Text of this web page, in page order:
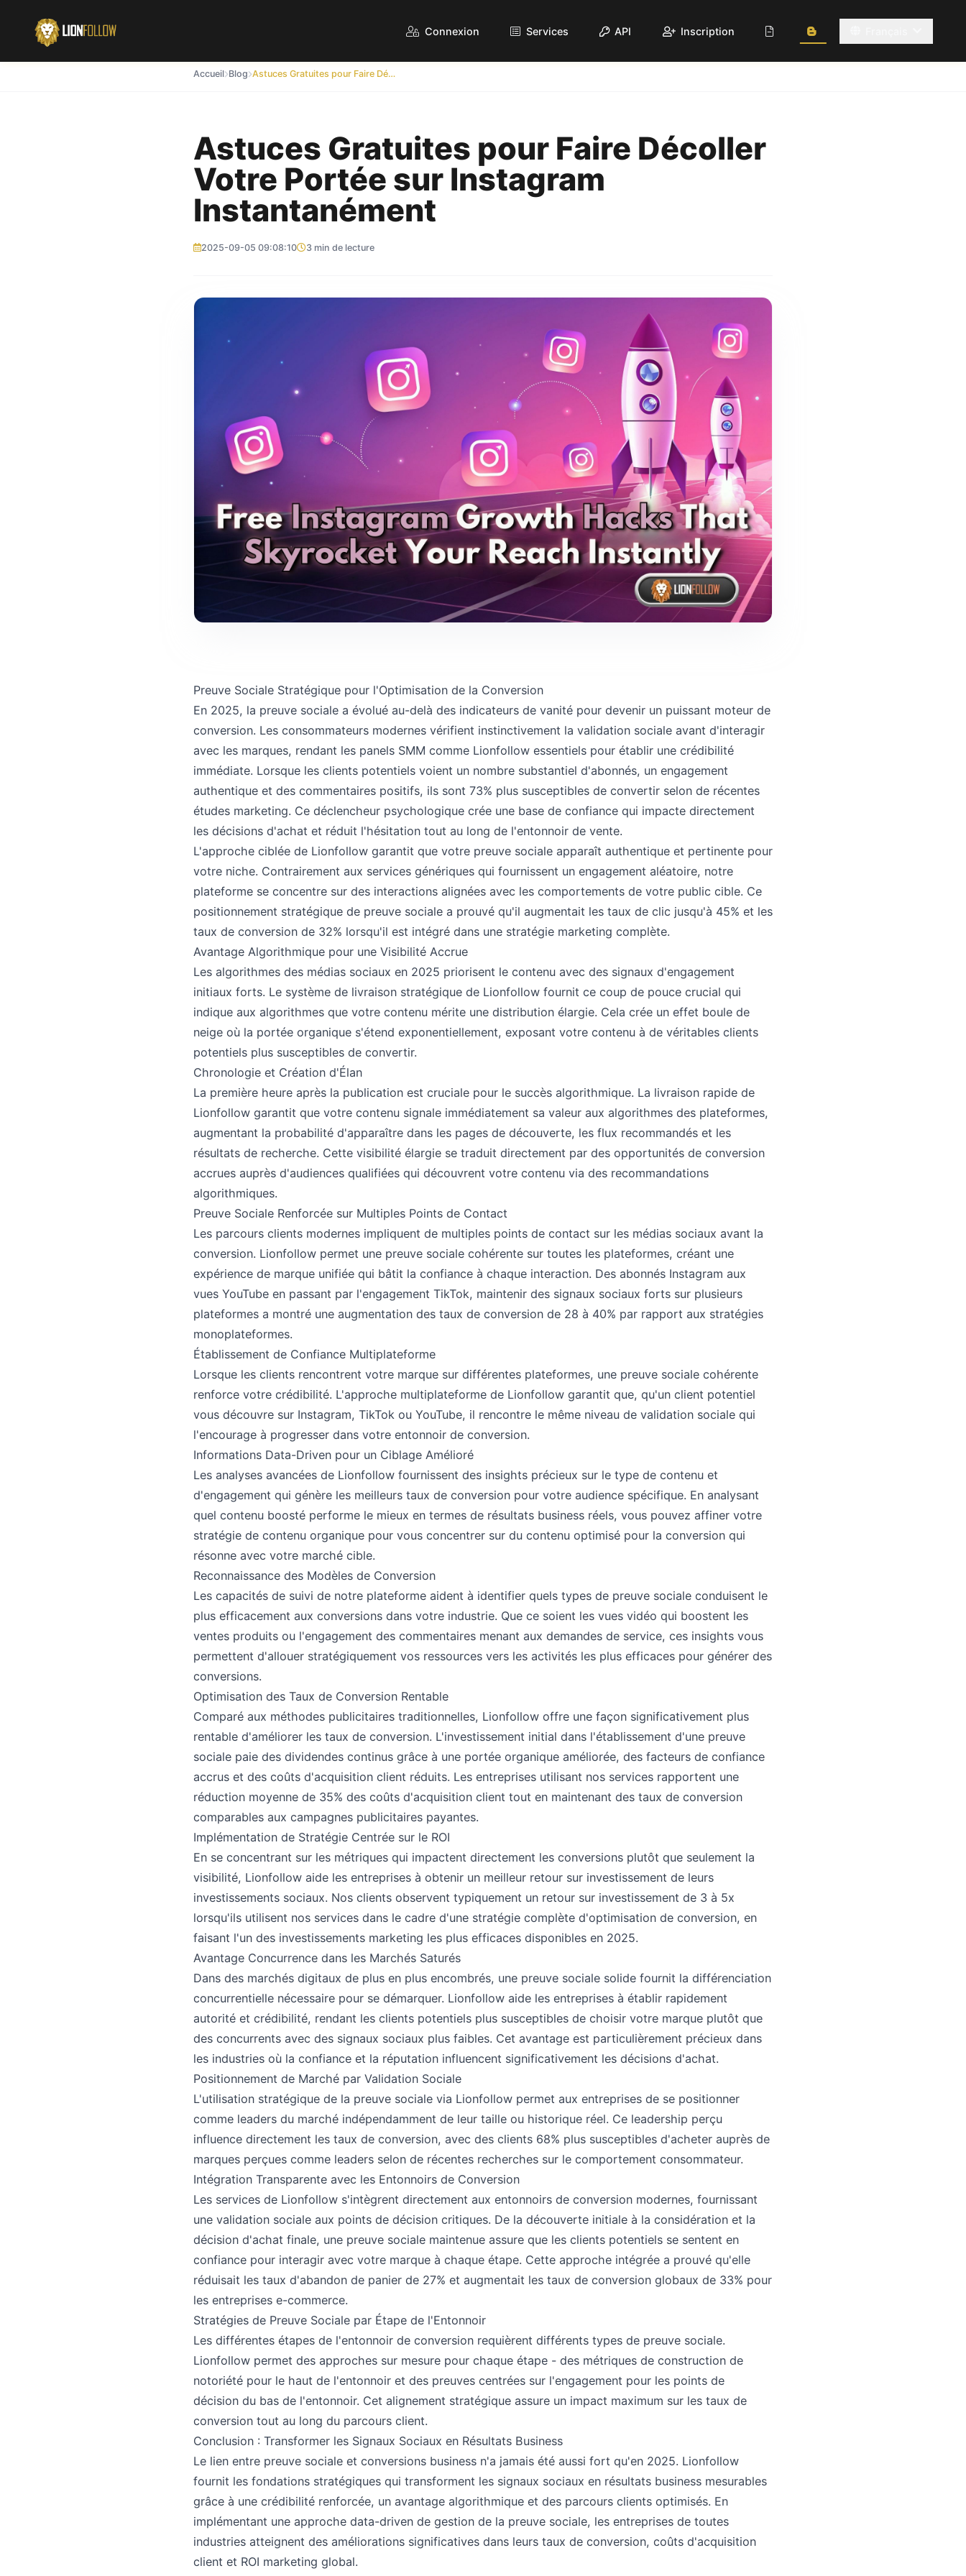
Connexion Services API Inscription
Accueil Blog Astuces Gratuites pour Faire Décoller Votre Portée sur Instagram Instantanément
Astuces Gratuites pour Faire Décoller
Votre Portée sur Instagram
Instantanément
2025-09-05 09:08:10 3 min de lecture
Preuve Sociale Stratégique pour l'Optimisation de la Conversion
En 2025, la preuve sociale a évolué au-delà des indicateurs de vanité pour devenir un puissant moteur de
conversion. Les consommateurs modernes vérifient instinctivement la validation sociale avant d'interagir
avec les marques, rendant les panels SMM comme Lionfollow essentiels pour établir une crédibilité
immédiate. Lorsque les clients potentiels voient un nombre substantiel d'abonnés, un engagement
authentique et des commentaires positifs, ils sont 73% plus susceptibles de convertir selon de récentes
études marketing. Ce déclencheur psychologique crée une base de confiance qui impacte directement
les décisions d'achat et réduit l'hésitation tout au long de l'entonnoir de vente.
L'approche ciblée de Lionfollow garantit que votre preuve sociale apparaît authentique et pertinente pour
votre niche. Contrairement aux services génériques qui fournissent un engagement aléatoire, notre
plateforme se concentre sur des interactions alignées avec les comportements de votre public cible. Ce
positionnement stratégique de preuve sociale a prouvé qu'il augmentait les taux de clic jusqu'à 45% et les
taux de conversion de 32% lorsqu'il est intégré dans une stratégie marketing complète.
Avantage Algorithmique pour une Visibilité Accrue
Les algorithmes des médias sociaux en 2025 priorisent le contenu avec des signaux d'engagement
initiaux forts. Le système de livraison stratégique de Lionfollow fournit ce coup de pouce crucial qui
indique aux algorithmes que votre contenu mérite une distribution élargie. Cela crée un effet boule de
neige où la portée organique s'étend exponentiellement, exposant votre contenu à de véritables clients
potentiels plus susceptibles de convertir.
Chronologie et Création d'Élan
La première heure après la publication est cruciale pour le succès algorithmique. La livraison rapide de
Lionfollow garantit que votre contenu signale immédiatement sa valeur aux algorithmes des plateformes,
augmentant la probabilité d'apparaître dans les pages de découverte, les flux recommandés et les
résultats de recherche. Cette visibilité élargie se traduit directement par des opportunités de conversion
accrues auprès d'audiences qualifiées qui découvrent votre contenu via des recommandations
algorithmiques.
Preuve Sociale Renforcée sur Multiples Points de Contact
Les parcours clients modernes impliquent de multiples points de contact sur les médias sociaux avant la
conversion. Lionfollow permet une preuve sociale cohérente sur toutes les plateformes, créant une
expérience de marque unifiée qui bâtit la confiance à chaque interaction. Des abonnés Instagram aux
vues YouTube en passant par l'engagement TikTok, maintenir des signaux sociaux forts sur plusieurs
plateformes a montré une augmentation des taux de conversion de 28 à 40% par rapport aux stratégies
monoplateformes.
Établissement de Confiance Multiplateforme
Lorsque les clients rencontrent votre marque sur différentes plateformes, une preuve sociale cohérente
renforce votre crédibilité. L'approche multiplateforme de Lionfollow garantit que, qu'un client potentiel
vous découvre sur Instagram, TikTok ou YouTube, il rencontre le même niveau de validation sociale qui
l'encourage à progresser dans votre entonnoir de conversion.
Informations Data-Driven pour un Ciblage Amélioré
Les analyses avancées de Lionfollow fournissent des insights précieux sur le type de contenu et
d'engagement qui génère les meilleurs taux de conversion pour votre audience spécifique. En analysant
quel contenu boosté performe le mieux en termes de résultats business réels, vous pouvez affiner votre
stratégie de contenu organique pour vous concentrer sur du contenu optimisé pour la conversion qui
résonne avec votre marché cible.
Reconnaissance des Modèles de Conversion
Les capacités de suivi de notre plateforme aident à identifier quels types de preuve sociale conduisent le
plus efficacement aux conversions dans votre industrie. Que ce soient les vues vidéo qui boostent les
ventes produits ou l'engagement des commentaires menant aux demandes de service, ces insights vous
permettent d'allouer stratégiquement vos ressources vers les activités les plus efficaces pour générer des
conversions.
Optimisation des Taux de Conversion Rentable
Comparé aux méthodes publicitaires traditionnelles, Lionfollow offre une façon significativement plus
rentable d'améliorer les taux de conversion. L'investissement initial dans l'établissement d'une preuve
sociale paie des dividendes continus grâce à une portée organique améliorée, des facteurs de confiance
accrus et des coûts d'acquisition client réduits. Les entreprises utilisant nos services rapportent une
réduction moyenne de 35% des coûts d'acquisition client tout en maintenant des taux de conversion
comparables aux campagnes publicitaires payantes.
Implémentation de Stratégie Centrée sur le ROI
En se concentrant sur les métriques qui impactent directement les conversions plutôt que seulement la
visibilité, Lionfollow aide les entreprises à obtenir un meilleur retour sur investissement de leurs
investissements sociaux. Nos clients observent typiquement un retour sur investissement de 3 à 5x
lorsqu'ils utilisent nos services dans le cadre d'une stratégie complète d'optimisation de conversion, en
faisant l'un des investissements marketing les plus efficaces disponibles en 2025.
Avantage Concurrence dans les Marchés Saturés
Dans des marchés digitaux de plus en plus encombrés, une preuve sociale solide fournit la différenciation
concurrentielle nécessaire pour se démarquer. Lionfollow aide les entreprises à établir rapidement
autorité et crédibilité, rendant les clients potentiels plus susceptibles de choisir votre marque plutôt que
des concurrents avec des signaux sociaux plus faibles. Cet avantage est particulièrement précieux dans
les industries où la confiance et la réputation influencent significativement les décisions d'achat.
Positionnement de Marché par Validation Sociale
L'utilisation stratégique de la preuve sociale via Lionfollow permet aux entreprises de se positionner
comme leaders du marché indépendamment de leur taille ou historique réel. Ce leadership perçu
influence directement les taux de conversion, avec des clients 68% plus susceptibles d'acheter auprès de
marques perçues comme leaders selon de récentes recherches sur le comportement consommateur.
Intégration Transparente avec les Entonnoirs de Conversion
Les services de Lionfollow s'intègrent directement aux entonnoirs de conversion modernes, fournissant
une validation sociale aux points de décision critiques. De la découverte initiale à la considération et la
décision d'achat finale, une preuve sociale maintenue assure que les clients potentiels se sentent en
confiance pour interagir avec votre marque à chaque étape. Cette approche intégrée a prouvé qu'elle
réduisait les taux d'abandon de panier de 27% et augmentait les taux de conversion globaux de 33% pour
les entreprises e-commerce.
Stratégies de Preuve Sociale par Étape de l'Entonnoir
Les différentes étapes de l'entonnoir de conversion requièrent différents types de preuve sociale.
Lionfollow permet des approches sur mesure pour chaque étape - des métriques de construction de
notoriété pour le haut de l'entonnoir et des preuves centrées sur l'engagement pour les points de
décision du bas de l'entonnoir. Cet alignement stratégique assure un impact maximum sur les taux de
conversion tout au long du parcours client.
Conclusion : Transformer les Signaux Sociaux en Résultats Business
Le lien entre preuve sociale et conversions business n'a jamais été aussi fort qu'en 2025. Lionfollow
fournit les fondations stratégiques qui transforment les signaux sociaux en résultats business mesurables
grâce à une crédibilité renforcée, un avantage algorithmique et des parcours clients optimisés. En
implémentant une approche data-driven de gestion de la preuve sociale, les entreprises de toutes
industries atteignent des améliorations significatives dans leurs taux de conversion, coûts d'acquisition
client et ROI marketing global.